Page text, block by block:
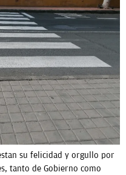
su felicidad y orgullo por
tanto de Gobierno como